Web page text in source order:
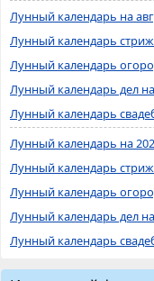
Лунный календарь на
Лунный календарь
Лунный календарь
Лунный календарь дел на
Лунный календарь
Лунный календарь на
Лунный календарь
Лунный календарь
Лунный календарь дел
Лунный календарь